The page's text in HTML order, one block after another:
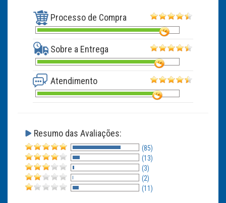
Processo de Compra
Sobre a Entrega
Atendimento
Resumo das Avaliações:
(85)
(13)
(3)
(2)
(11)